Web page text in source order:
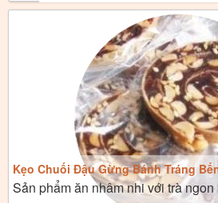
Kẹo Chuối Đậu Gừng Bánh Tráng
Sản phẩm ăn nhâm nhi với trà